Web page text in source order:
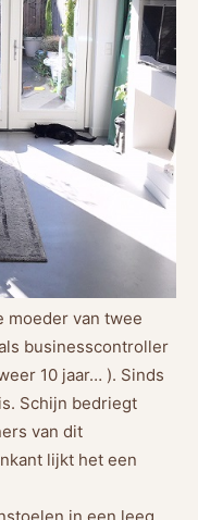
moeder van twee
businesscontroller
10 jaar… ). Sinds
Schijn bedriegt
van dit
lijkt het een
in een leeg